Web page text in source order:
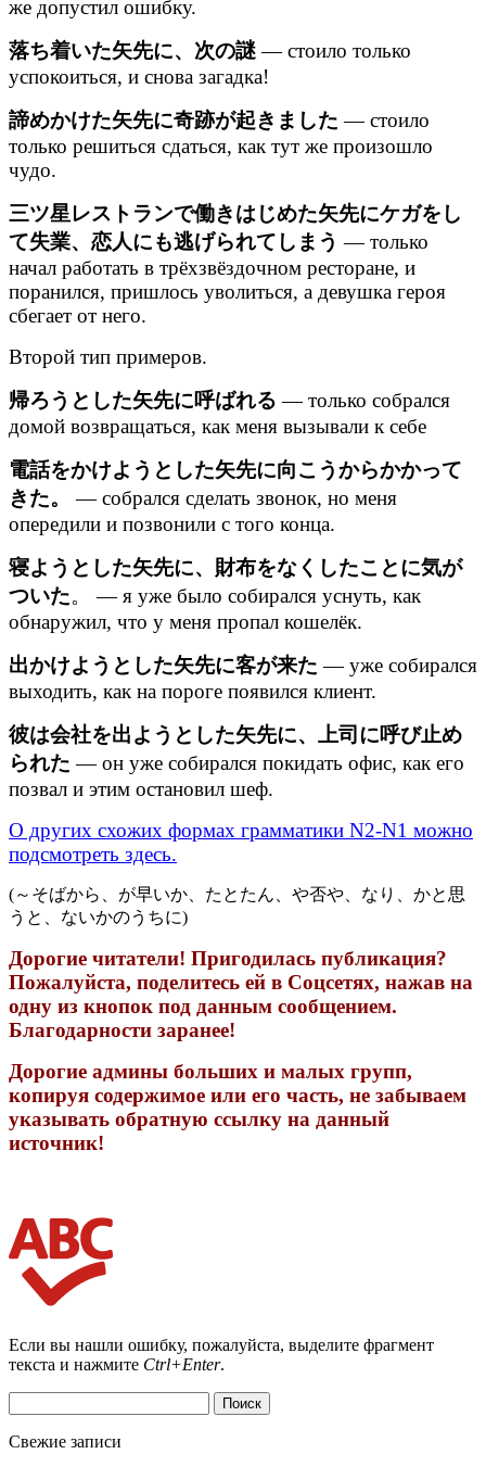
же допустил ошибку.
落ち着いた矢先に、次の謎— стоило только
успокоиться, и снова загадка!
諦めかけた矢先に奇跡が起きました — стоило
только решиться сдаться, как тут же произошло
чудо.
三ツ星レストランで働きはじめた矢先にケガをし
て失業、恋人にも逃げられてしまう — только
начал работать в трёхзвёздочном ресторане, и
поранился, пришлось уволиться, а девушка героя
сбегает от него.
Второй тип примеров.
帰ろうとした矢先に呼ばれる — только собрался
домой возвращаться, как меня вызывали к себе
電話をかけようとした矢先に向こうからかかって
きた。
— собрался сделать звонок, но меня
опередили и позвонили с того конца.
寝ようとした矢先に、財布をなくしたことに気が
ついた。 — я уже было собирался уснуть, как
обнаружил, что у меня пропал кошелёк.
出かけようとした矢先に客が来た — уже собирался
выходить, как на пороге появился клиент.
彼は会社を出ようとした矢先に、上司に呼び止め
られた — он уже собирался покидать офис, как его
позвал и этим остановил шеф.
О других схожих формах грамматики N2-N1 можно
подсмотреть здесь.
(～そばから、が早いか、たとたん、や否や、なり、かと思
うと、ないかのうちに)
Дорогие читатели! Пригодилась публикация?
Пожалуйста, поделитесь ей в Соцсетях, нажав на
одну из кнопок под данным сообщением.
Благодарности заранее!
Дорогие админы больших и малых групп,
копируя содержимое или его часть, не забываем
указывать обратную ссылку на данный
источник!
Если вы нашли ошибку, пожалуйста, выделите фрагмент
текста и нажмите Ctrl+Enter.
Свежие записи